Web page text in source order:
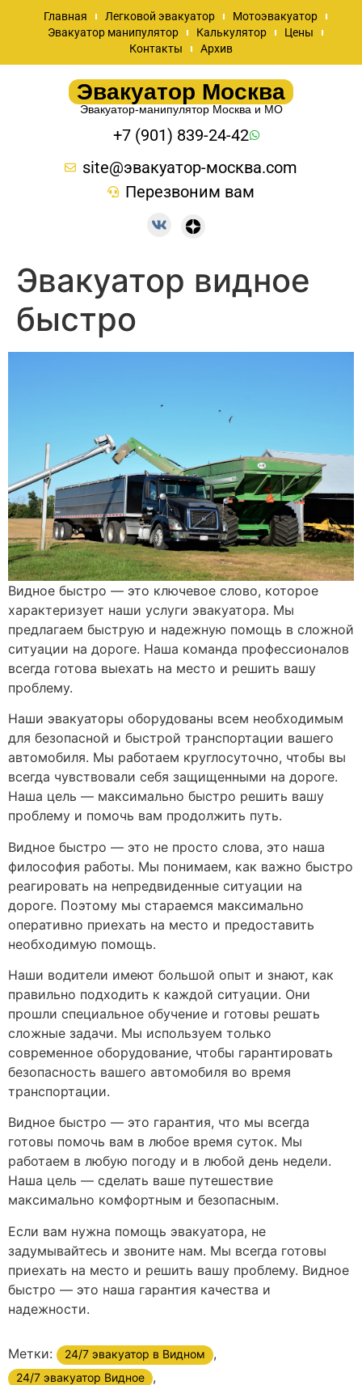
Главная Легковой эвакуатор
Мотоэвакуатор
Эвакуатор манипулятор
Калькулятор
Цены
Контакты
Архив
Эвакуатор Москва
Эвакуатор-манипулятор Москва и МО
+7 (901) 839-24-42
site@эвакуатор-москва.com
Перезвоним вам
Эвакуатор видное
быстро
Видное быстро — это ключевое слово, которое
характеризует наши услуги эвакуатора. Мы
предлагаем быструю и надежную помощь в сложной
ситуации на дороге. Наша команда профессионалов
всегда готова выехать на место и решить вашу
проблему.
Наши эвакуаторы оборудованы всем необходимым
для безопасной и быстрой транспортации вашего
автомобиля. Мы работаем круглосуточно, чтобы вы
всегда чувствовали себя защищенными на дороге.
Наша цель — максимально быстро решить вашу
проблему и помочь вам продолжить путь.
Видное быстро — это не просто слова, это наша
философия работы. Мы понимаем, как важно быстро
реагировать на непредвиденные ситуации на
дороге. Поэтому мы стараемся максимально
оперативно приехать на место и предоставить
необходимую помощь.
Наши водители имеют большой опыт и знают, как
правильно подходить к каждой ситуации. Они
прошли специальное обучение и готовы решать
сложные задачи. Мы используем только
современное оборудование, чтобы гарантировать
безопасность вашего автомобиля во время
транспортации.
Видное быстро — это гарантия, что мы всегда
готовы помочь вам в любое время суток. Мы
работаем в любую погоду и в любой день недели.
Наша цель — сделать ваше путешествие
максимально комфортным и безопасным.
Если вам нужна помощь эвакуатора, не
задумывайтесь и звоните нам. Мы всегда готовы
приехать на место и решить вашу проблему. Видное
быстро — это наша гарантия качества и
надежности.
Метки: 24/7 эвакуатор в Видном ,
24/7 эвакуатор Видное ,